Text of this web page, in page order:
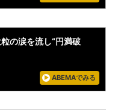
の涙を流し“円満破
ABEMAでみる